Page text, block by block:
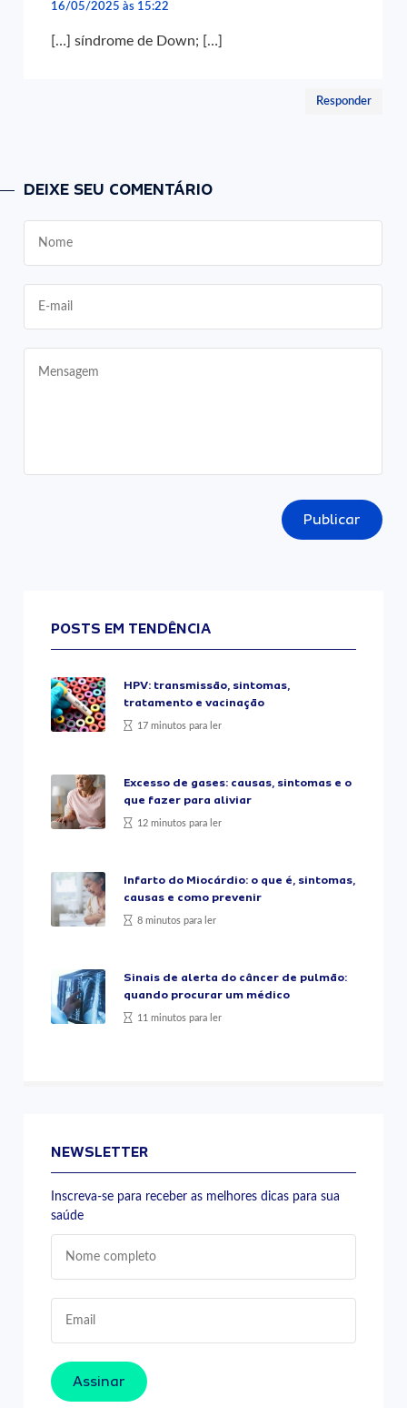
16/05/2025 às 15:22
[…] síndrome de Down; […]
Responder
DEIXE SEU COMENTÁRIO
Publicar
POSTS EM TENDÊNCIA
HPV: transmissão, sintomas,
tratamento e vacinação
17 minutos para ler
Excesso de gases: causas, sintomas e o
que fazer para aliviar
12 minutos para ler
Infarto do Miocárdio: o que é, sintomas,
causas e como prevenir
8 minutos para ler
Sinais de alerta do câncer de pulmão:
quando procurar um médico
11 minutos para ler
NEWSLETTER
Inscreva-se para receber as melhores dicas para sua
saúde
Assinar